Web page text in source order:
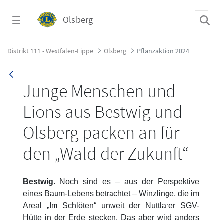
Olsberg
Pflanzaktion 2024 - Olsberg
Distrikt 111 - Westfalen-Lippe Olsberg Pflanzaktion 2024
Junge Menschen und
Lions aus Bestwig und
Olsberg packen an für
den „Wald der Zukunft“
Bestwig. Noch sind es – aus der Perspektive
eines Baum-Lebens betrachtet – Winzlinge, die im
Areal „Im Schlöten“ unweit der Nuttlarer SGV-
Hütte in der Erde stecken. Das aber wird anders